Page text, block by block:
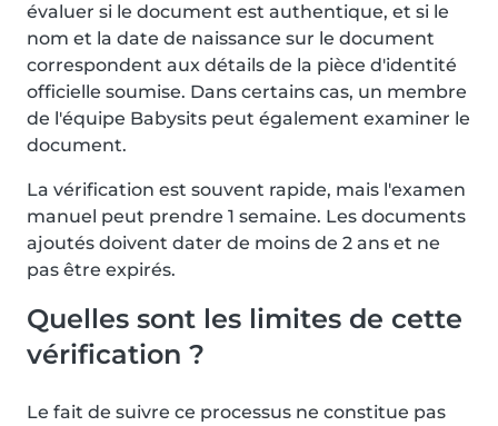
évaluer si le document est authentique, et si le
nom et la date de naissance sur le document
correspondent aux détails de la pièce d'identité
officielle soumise. Dans certains cas, un membre
de l'équipe Babysits peut également examiner le
document.
La vérification est souvent rapide, mais l'examen
manuel peut prendre 1 semaine. Les documents
ajoutés doivent dater de moins de 2 ans et ne
pas être expirés.
Quelles sont les limites de cette
vérification ?
Le fait de suivre ce processus ne constitue pas